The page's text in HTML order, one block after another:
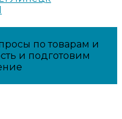
по товарам и
и подготовим